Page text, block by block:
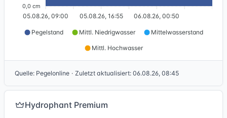
0,0 cm
05.08.26, 09:00 05.08.26, 16:55 06.08.26, 00:50
Pegelstand Mittl. Niedrigwasser Mittelwasserstand
Mittl. Hochwasser
Quelle: Pegelonline · Zuletzt aktualisiert: 06.08.26, 08:45
Hydrophant Premium